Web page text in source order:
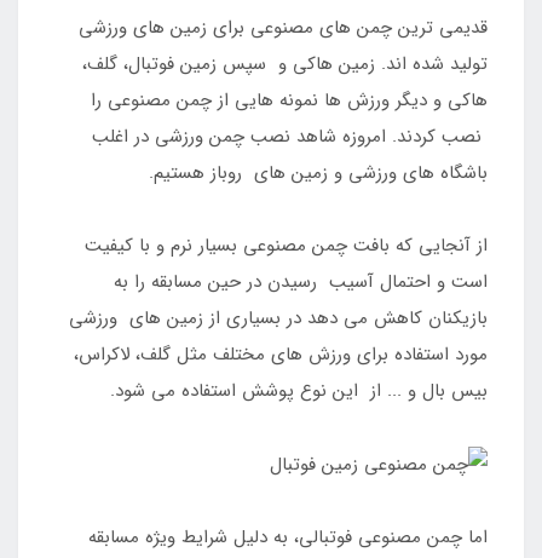
قدیمی ترین چمن های مصنوعی برای زمین های ورزشی
تولید شده اند. زمین هاکی و سپس زمین فوتبال، گلف،
هاکی و دیگر ورزش ها نمونه هایی از چمن مصنوعی را
نصب کردند. امروزه شاهد نصب چمن ورزشی در اغلب
باشگاه های ورزشی و زمین های روباز هستیم.
از آنجایی که بافت چمن مصنوعی بسیار نرم و با کیفیت
است و احتمال آسیب رسیدن در حین مسابقه را به
بازیکنان کاهش می دهد در بسیاری از زمین های ورزشی
مورد استفاده برای ورزش های مختلف مثل گلف، لاکراس،
بیس بال و ... از این نوع پوشش استفاده می شود.
اما چمن مصنوعی فوتبالی، به دلیل شرایط ویژه مسابقه